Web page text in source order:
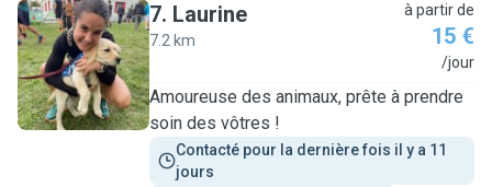
L
7. Laurine
7.2 km
à partir de
15 €
/jour
Amoureuse des animaux, prête à prendre
soin des vôtres !
Contacté pour la dernière fois il y a 11
jours